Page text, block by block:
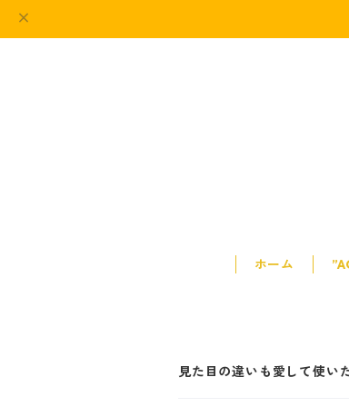
ホーム
見た目の違いも愛して使い